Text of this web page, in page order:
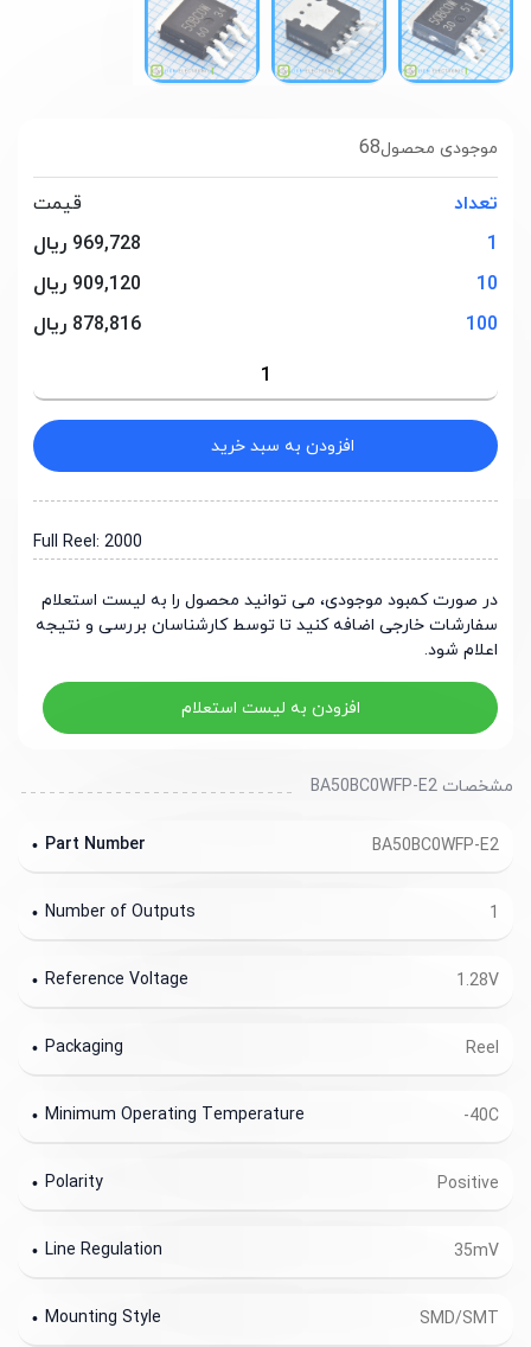
68موجودی محصول
تعداد
قیمت
1
969,728 ریال
10
909,120 ریال
100
878,816 ریال
افزودن به سبد خرید
Full Reel: 2000
در صورت کمبود موجودی، می توانید محصول را به لیست استعلام
سفارشات خارجی اضافه کنید تا توسط کارشناسان بررسی و نتیجه
اعلام شود.
افزودن به لیست استعلام
مشخصات BA50BC0WFP-E2
BA50BC0WFP-E2
Part Number
1
Number of Outputs
1.28V
Reference Voltage
Reel
Packaging
-40C
Minimum Operating Temperature
Positive
Polarity
35mV
Line Regulation
SMD/SMT
Mounting Style